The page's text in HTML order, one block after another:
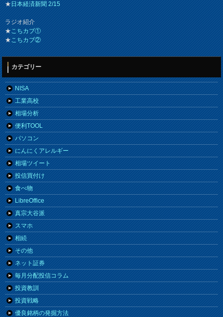
★日本経済新聞 2/15
ラジオ紹介
★こちカブ①
★こちカブ②
カテゴリー
NISA
工業高校
相場分析
便利TOOL
パソコン
にんにくアレルギー
相場ツイート
投信買付け
食べ物
LibreOffice
真宗大谷派
スマホ
相続
その他
ネット証券
毎月分配投信コラム
投資教訓
投資戦略
優良銘柄の発掘方法